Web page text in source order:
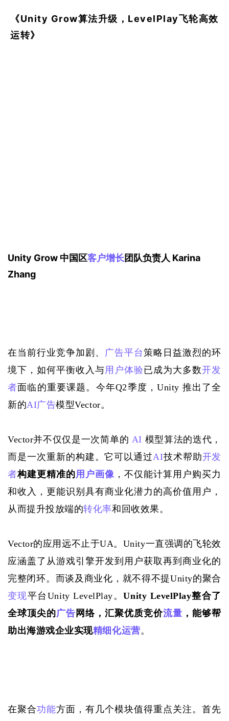
《Unity Grow算法升级，LevelPlay飞轮高效
运转》
Unity Grow 中国区客户增长团队负责人 Karina
Zhang
在当前行业竞争加剧、 广告平台策略日益激烈的环
境下，如何平衡收入与用户体验已成为大多数开发
者面临的重要课题。今年Q2季度，Unity 推出了全
新的AI广告模型Vector。
Vector并不仅仅是一次简单的 AI 模型算法的迭代，
而是一次重新的构建。它可以通过AI技术帮助开发
者构建更精准的用户画像 ，不仅能计算用户购买力
和收入，更能识别具有商业化潜力的高价值用户，
从而提升投放端的转化率和回收效果。
Vector的应用远不止于UA。Unity一直强调的飞轮效
应涵盖了从游戏引擎开发到用户获取再到商业化的
完整闭环。而谈及商业化，就不得不提Unity的聚合
变现平台Unity LevelPlay。Unity LevelPlay整合了
全球顶尖的广告 网络，汇聚优质竞价流量 ，能够帮
助出海游戏企业实现精细化运营。
在聚合功能方面，有几个模块值得重点关注。首先